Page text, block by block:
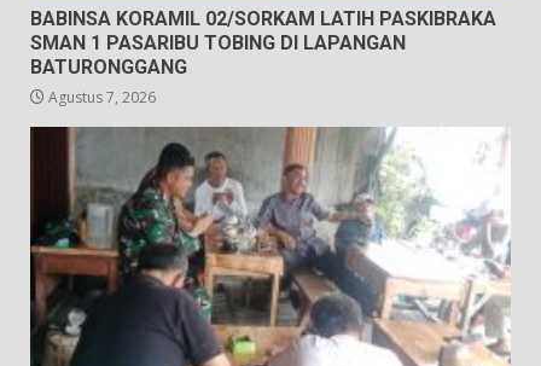
BABINSA KORAMIL 02/SORKAM LATIH PASKIBRAKA
SMAN 1 PASARIBU TOBING DI LAPANGAN
BATURONGGANG
Agustus 7, 2026